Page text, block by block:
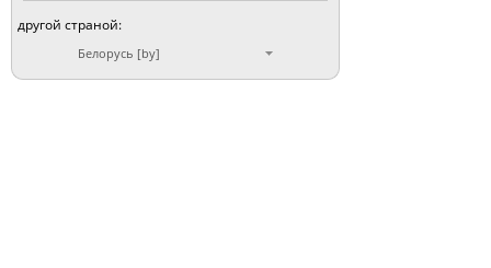
другой страной:
Белорусь [by]